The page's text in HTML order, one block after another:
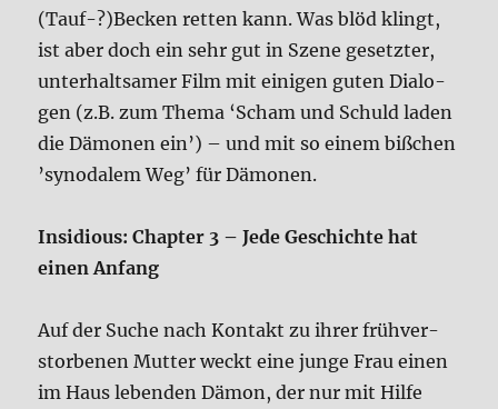
(Tauf-?)Becken ret­ten kann. Was blöd klingt,
ist aber doch ein sehr gut in Sze­ne gesetz­ter,
unter­halt­sa­mer Film mit eini­gen guten Dia­lo­
gen (z.B. zum The­ma ‘Scham und Schuld laden
die Dämo­nen ein’) – und mit so einem biß­chen
’syn­oda­lem Weg’ für Dämo­nen.
Insi­dious: Chap­ter 3 – Jede Geschich­te hat
einen Anfang
Auf der Suche nach Kon­takt zu ihrer früh­ver­
stor­be­nen Mut­ter weckt eine jun­ge Frau einen
im Haus leben­den Dämon, der nur mit Hil­fe